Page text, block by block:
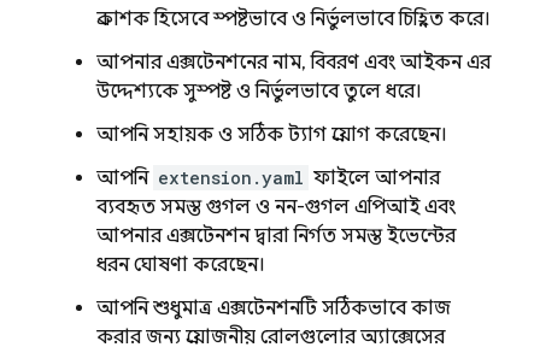
প্রকাশক হিসেবে স্পষ্টভাবে ও নির্ভুলভাবে চিহ্নিত করে।
আপনার এক্সটেনশনের নাম, বিবরণ এবং আইকন এর
উদ্দেশ্যকে সুস্পষ্ট ও নির্ভুলভাবে তুলে ধরে।
আপনি সহায়ক ও সঠিক ট্যাগ প্রয়োগ করেছেন।
আপনি extension.yaml ফাইলে আপনার
ব্যবহৃত সমস্ত গুগল ও নন-গুগল এপিআই এবং
আপনার এক্সটেনশন দ্বারা নির্গত সমস্ত ইভেন্টের
ধরন ঘোষণা করেছেন।
আপনি শুধুমাত্র এক্সটেনশনটি সঠিকভাবে কাজ
করার জন্য প্রয়োজনীয় রোলগুলোর অ্যাক্সেসের